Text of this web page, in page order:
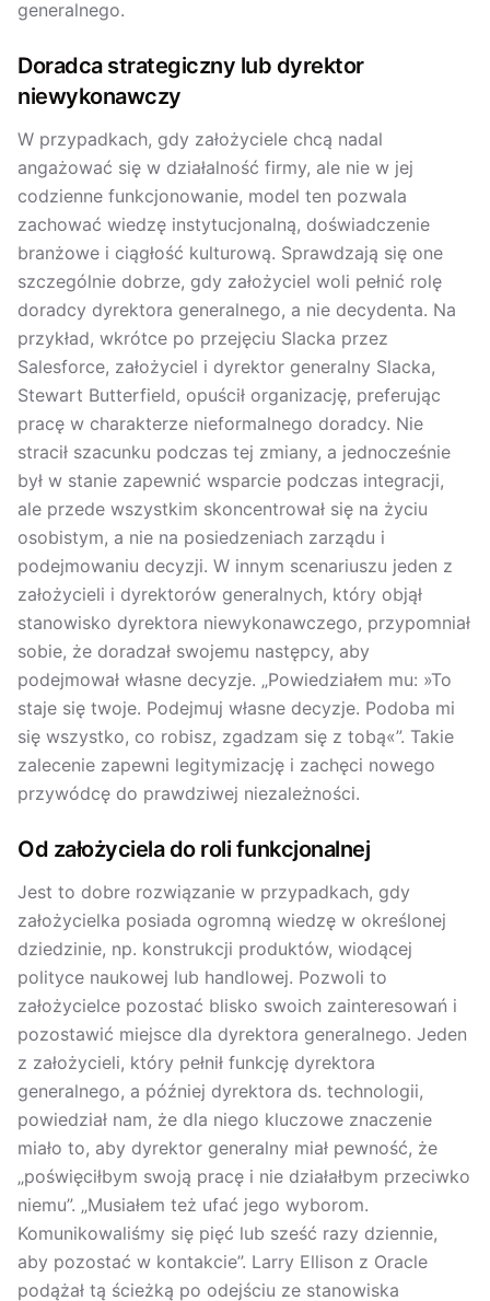
generalnego.
Doradca strategiczny lub dyrektor
niewykonawczy
W przypadkach, gdy założyciele chcą nadal
angażować się w działalność firmy, ale nie w jej
codzienne funkcjonowanie, model ten pozwala
zachować wiedzę instytucjonalną, doświadczenie
branżowe i ciągłość kulturową. Sprawdzają się one
szczególnie dobrze, gdy założyciel woli pełnić rolę
doradcy dyrektora generalnego, a nie decydenta. Na
przykład, wkrótce po przejęciu Slacka przez
Salesforce, założyciel i dyrektor generalny Slacka,
Stewart Butterfield, opuścił organizację, preferując
pracę w charakterze nieformalnego doradcy. Nie
stracił szacunku podczas tej zmiany, a jednocześnie
był w stanie zapewnić wsparcie podczas integracji,
ale przede wszystkim skoncentrował się na życiu
osobistym, a nie na posiedzeniach zarządu i
podejmowaniu decyzji. W innym scenariuszu jeden z
założycieli i dyrektorów generalnych, który objął
stanowisko dyrektora niewykonawczego, przypomniał
sobie, że doradzał swojemu następcy, aby
podejmował własne decyzje. „Powiedziałem mu: »To
staje się twoje. Podejmuj własne decyzje. Podoba mi
się wszystko, co robisz, zgadzam się z tobą«”. Takie
zalecenie zapewni legitymizację i zachęci nowego
przywódcę do prawdziwej niezależności.
Od założyciela do roli funkcjonalnej
Jest to dobre rozwiązanie w przypadkach, gdy
założycielka posiada ogromną wiedzę w określonej
dziedzinie, np. konstrukcji produktów, wiodącej
polityce naukowej lub handlowej. Pozwoli to
założycielce pozostać blisko swoich zainteresowań i
pozostawić miejsce dla dyrektora generalnego. Jeden
z założycieli, który pełnił funkcję dyrektora
generalnego, a później dyrektora ds. technologii,
powiedział nam, że dla niego kluczowe znaczenie
miało to, aby dyrektor generalny miał pewność, że
„poświęciłbym swoją pracę i nie działałbym przeciwko
niemu”. „Musiałem też ufać jego wyborom.
Komunikowaliśmy się pięć lub sześć razy dziennie,
aby pozostać w kontakcie”. Larry Ellison z Oracle
podążał tą ścieżką po odejściu ze stanowiska